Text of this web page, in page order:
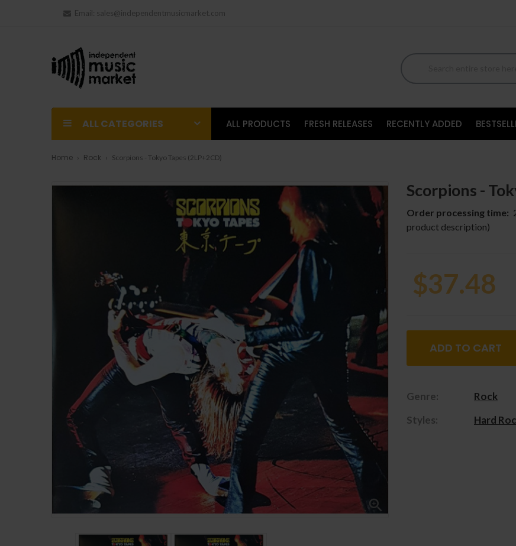
Email: sales@independentmusicmarket.com
ALL CATEGORIES ALL PRODUCTS FRESH RELEASES RECENTLY ADDED
Home Rock Scorpions - Tokyo Tapes (2LP+2CD)

Scorpions -
Order processing time:
product description)
$37.48
ADD TO CART
Genre:
Rock
Styles:
Hard